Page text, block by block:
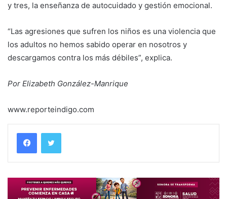
y tres, la enseñanza de autocuidado y gestión emocional.
“Las agresiones que sufren los niños es una violencia que
los adultos no hemos sabido operar en nosotros y
descargamos contra los más débiles”, explica.
Por Elizabeth González-Manrique
www.reporteindigo.com